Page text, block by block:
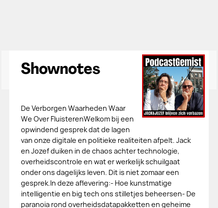
Shownotes
De Verborgen Waarheden Waar
We Over FluisterenWelkom bij een
opwindend gesprek dat de lagen
van onze digitale en politieke realiteiten afpelt. Jack
en Jozef duiken in de chaos achter technologie,
overheidscontrole en wat er werkelijk schuilgaat
onder ons dagelijks leven. Dit is niet zomaar een
gesprek.In deze aflevering:- Hoe kunstmatige
intelligentie en big tech ons stilletjes beheersen- De
paranoia rond overheidsdatapakketten en geheime